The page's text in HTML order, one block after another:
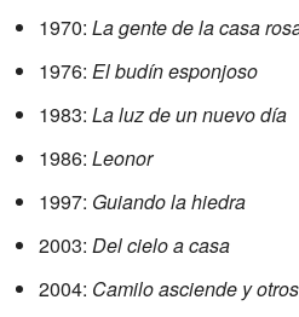
1970: La gente de la casa
1976: El budín esponjoso
1983: La luz de un nuevo día
1986: Leonor
1997: Guiando la hiedra
2003: Del cielo a casa
2004: Camilo asciende y